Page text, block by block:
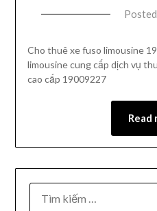
Cho thuê xe fuso limousine
limousine cung cấp dịch vụ
cao cấp 19009227
Read